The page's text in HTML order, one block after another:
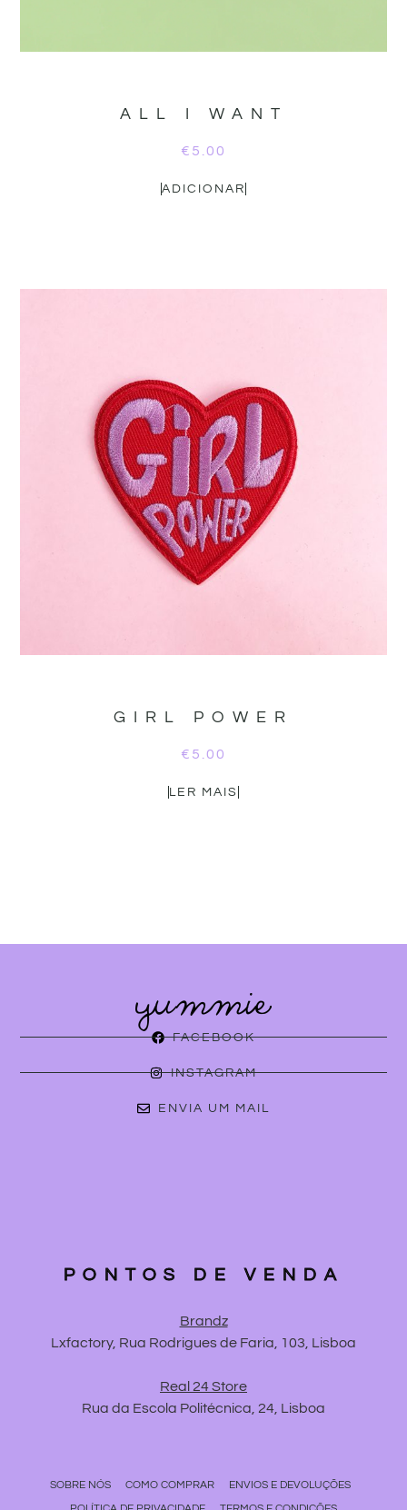
ALL I WANT
€ 5.00
ADICIONAR
GIRL POWER
€ 5.00
LER MAIS
FACEBOOK
INSTAGRAM
ENVIA UM MAIL
PONTOS DE VENDA
Brandz
Lxfactory, Rua Rodrigues de Faria, 103, Lisboa
Real 24 Store
Rua da Escola Politécnica, 24, Lisboa
SOBRE NÓS COMO COMPRAR
ENVIOS E DEVOLUÇÕES